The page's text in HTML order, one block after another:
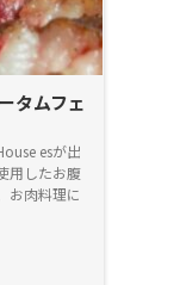
タムフェ
esが出
用したお腹
お肉料理に